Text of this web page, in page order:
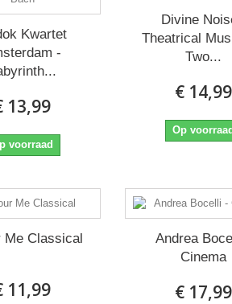
Kwartet
-
13,99
voorraad
Divine
Theatrical
Two...
€ 14,99
Op voorraad
Me Classical
11,99
Andrea
Cinema
€ 17,99